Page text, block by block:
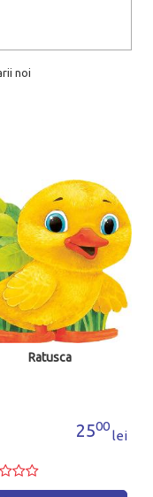
noi
Ratusca
2500
lei